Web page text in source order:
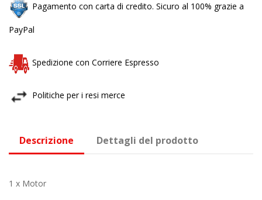
Pagamento con carta di credito. Sicuro al 100% grazie a
PayPal
Spedizione con Corriere Espresso
Politiche per i resi merce
Descrizione Dettagli del prodotto
1 x Motor